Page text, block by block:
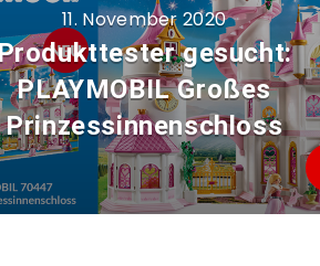
11. November 2020
gesucht:
PLAYMOBIL Großes
Prinzessinnenschloss